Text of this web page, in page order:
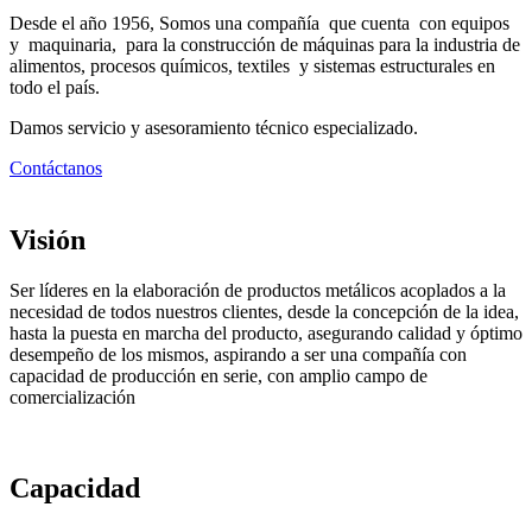
Desde el año 1956, Somos una compañía que cuenta con equipos
y maquinaria, para la construcción de máquinas para la industria de
alimentos, procesos químicos, textiles y sistemas estructurales en
todo el país.
Damos servicio y asesoramiento técnico especializado.
Contáctanos
Visión
Ser líderes en la elaboración de productos metálicos acoplados a la
necesidad de todos nuestros clientes, desde la concepción de la idea,
hasta la puesta en marcha del producto, asegurando calidad y óptimo
desempeño de los mismos, aspirando a ser una compañía con
capacidad de producción en serie, con amplio campo de
comercialización
Capacidad